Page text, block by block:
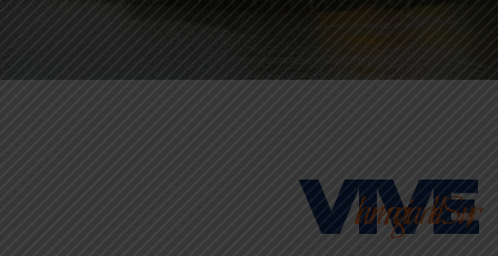
VIVE
la magia del Sur